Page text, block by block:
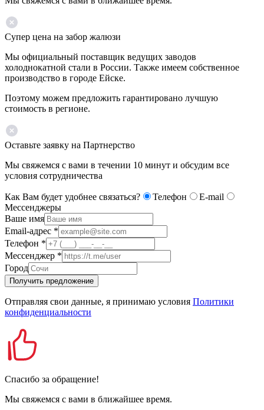
Супер цена на забор жалюзи
Мы официальный поставщик ведущих заводов
холоднокатной стали в России. Также имеем собственное
производство в городе Ейске.
Поэтому можем предложить гарантировано лучшую
стоимость в регионе.
Оставьте заявку на Партнерство
Мы свяжемся с вами в течении 10 минут и обсудим все
условия сотрудничества
Как Вам будет удобнее связаться? Телефон
E-mail
Мессенджеры
Ваше имя
Email-адрес *
Телефон *
Мессенджер *
Город
Получить предложение
Отправляя свои данные, я принимаю условия Политики
конфиденциальности
Спасибо за обращение!
Мы свяжемся с вами в ближайшее время.